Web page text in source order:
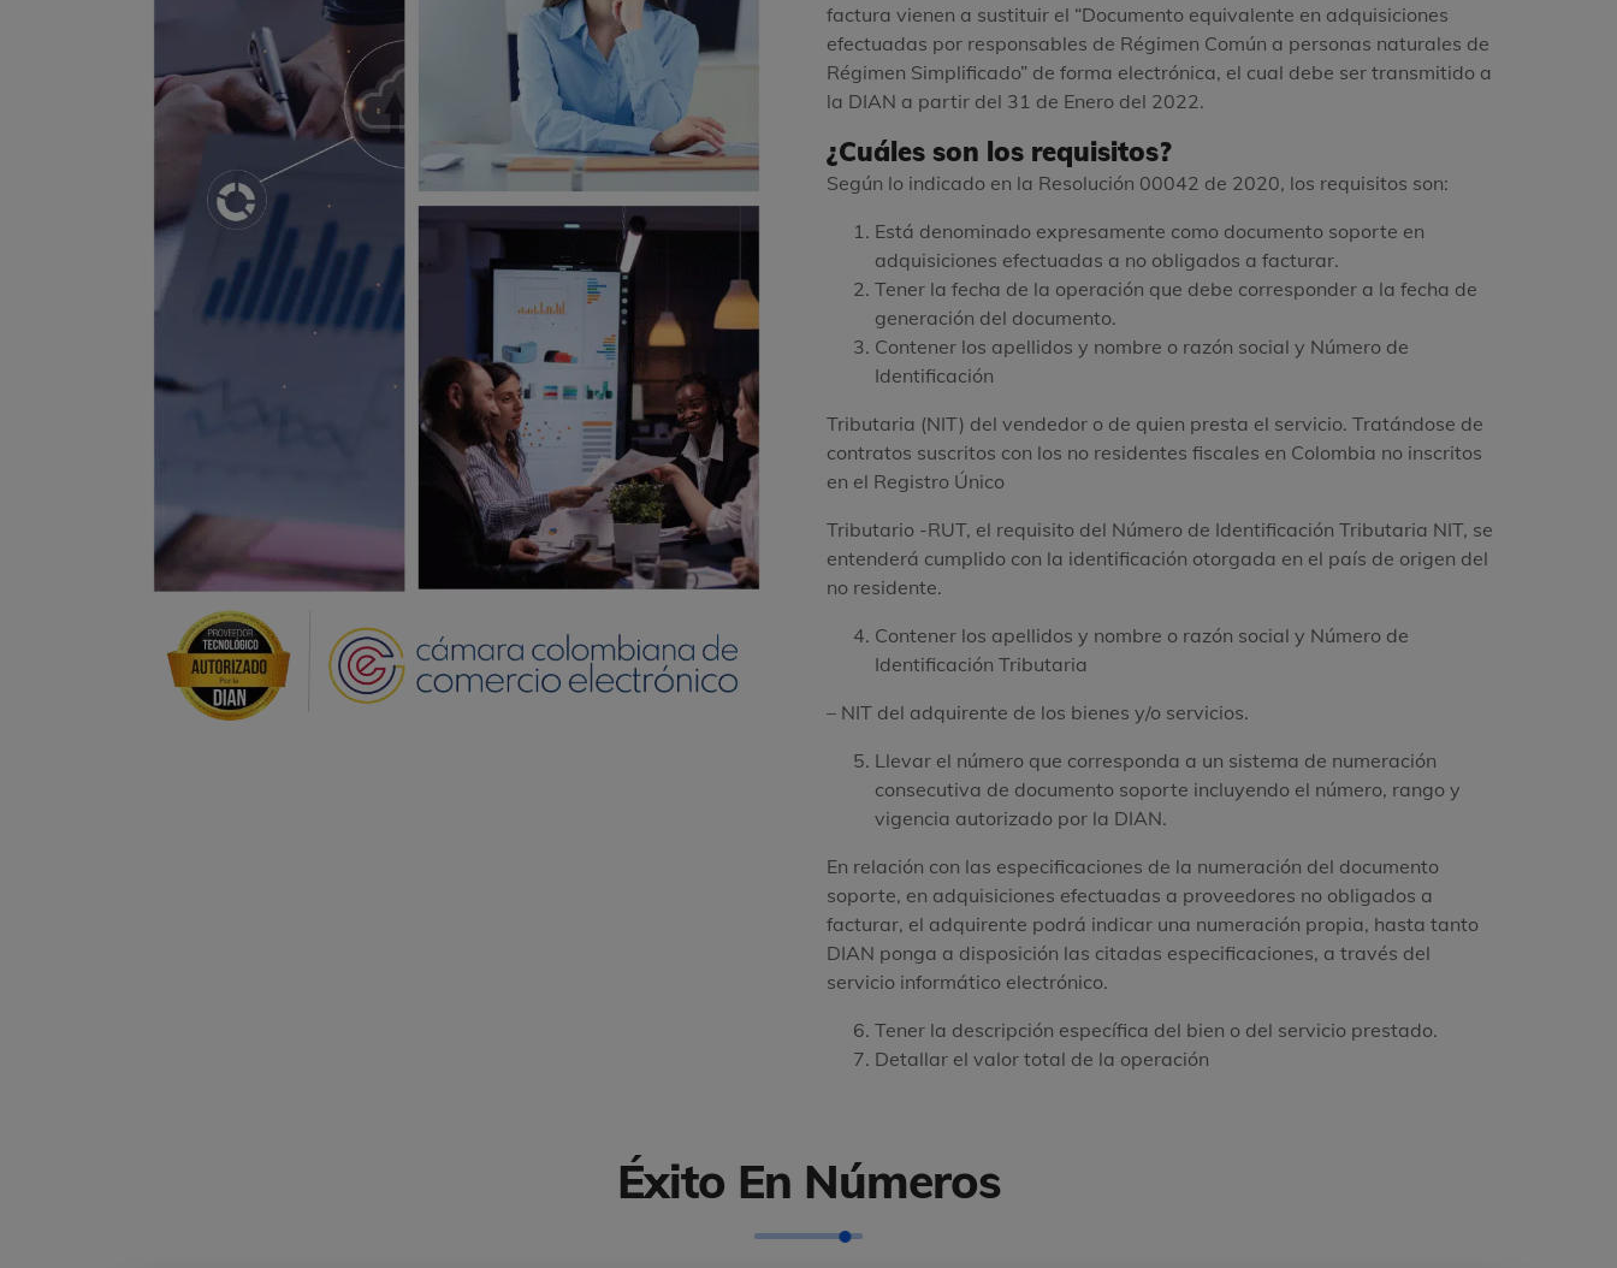
factura vienen a sustituir el “Documento equivalente en adquisiciones
efectuadas por responsables de Régimen Común a personas naturales de
Régimen Simplificado” de forma electrónica, el cual debe ser transmitido a
la DIAN a partir del 31 de Enero del 2022.
¿Cuáles son los requisitos?
Según lo indicado en la Resolución 00042 de 2020, los requisitos son:
Está denominado expresamente como documento soporte en
adquisiciones efectuadas a no obligados a facturar.
Tener la fecha de la operación que debe corresponder a la fecha de
generación del documento.
Contener los apellidos y nombre o razón social y Número de
Identificación
Tributaria (NIT) del vendedor o de quien presta el servicio. Tratándose de
contratos suscritos con los no residentes fiscales en Colombia no inscritos
en el Registro Único
Tributario -RUT, el requisito del Número de Identificación Tributaria NIT, se
entenderá cumplido con la identificación otorgada en el país de origen del
no residente.
Contener los apellidos y nombre o razón social y Número de
Identificación Tributaria
– NIT del adquirente de los bienes y/o servicios.
Llevar el número que corresponda a un sistema de numeración
consecutiva de documento soporte incluyendo el número, rango y
vigencia autorizado por la DIAN.
En relación con las especificaciones de la numeración del documento
soporte, en adquisiciones efectuadas a proveedores no obligados a
facturar, el adquirente podrá indicar una numeración propia, hasta tanto
DIAN ponga a disposición las citadas especificaciones, a través del
servicio informático electrónico.
Tener la descripción específica del bien o del servicio prestado.
Detallar el valor total de la operación
Éxito En Números